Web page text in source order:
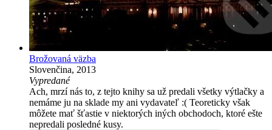
Brožovaná väzba
Slovenčina, 2013
Vypredané
Ach, mrzí nás to, z tejto knihy sa už predali všetky výtlačky a
nemáme ju na sklade my ani vydavateľ :( Teoreticky však
môžete mať šťastie v niektorých iných obchodoch, ktoré ešte
nepredali posledné kusy.